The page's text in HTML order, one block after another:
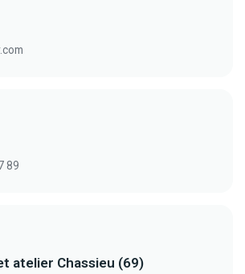
89
atelier Chassieu (69)